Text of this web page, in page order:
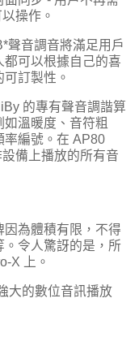
操作。
聲音調音將滿足用戶
可以根據自己的喜
訂製性。
的專有聲音調諧算
溫暖度、音符粗
率編號。在 AP80
備上播放的所有音
為體積有限，不得
。令人驚訝的是，所
X 上。
大的數位音訊播放